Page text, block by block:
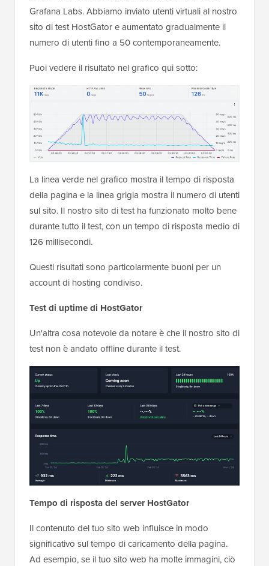
Grafana Labs. Abbiamo inviato utenti virtuali al nostro
sito di test HostGator e aumentato gradualmente il
numero di utenti fino a 50 contemporaneamente.
Puoi vedere il risultato nel grafico qui sotto:
La linea verde nel grafico mostra il tempo di risposta
della pagina e la linea grigia mostra il numero di utenti
sul sito. Il nostro sito di test ha funzionato molto bene
durante tutto il test, con un tempo di risposta medio di
126 millisecondi.
Questi risultati sono particolarmente buoni per un
account di hosting condiviso.
Test di uptime di HostGator
Un'altra cosa notevole da notare è che il nostro sito di
test non è andato offline durante il test.
Tempo di risposta del server HostGator
Il contenuto del tuo sito web influisce in modo
significativo sul tempo di caricamento della pagina.
Ad esempio, se il tuo sito web ha molte immagini, ciò